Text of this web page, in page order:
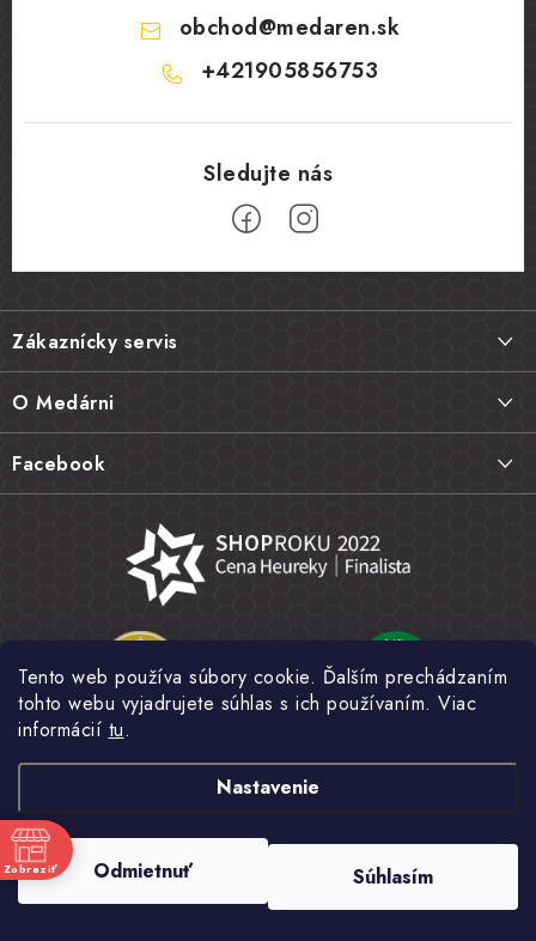
Tento web používa súbory cookie. Ďalším prechádzaním
tohto webu vyjadrujete súhlas s ich používaním. Viac
informácií tu.
Nastavenie
Odmietnuť Súhlasím
obchod@medaren.sk
+421905856753
Z
á
p
ä
e
Zákaznícky servis
Vrátenie tovaru, výmena a reklamácie
Najčastejšie otázky FAQ
Hodnotenie obchodu
Obchodné podmienky
Ochrana osobných údajov
O Medárni
Náš príbeh
Kamenná predajňa
Fotogaléria
Novinky
Facebook
Vytvoril Shoptet
Copyright 2026 . Všetky práva vyhradené.Upraviť nastavenie
Zobraziť